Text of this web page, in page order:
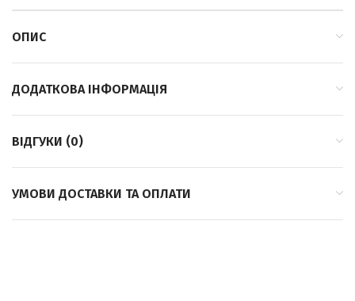
ОПИС
ДОДАТКОВА ІНФОРМАЦІЯ
ВІДГУКИ (0)
УМОВИ ДОСТАВКИ ТА ОПЛАТИ